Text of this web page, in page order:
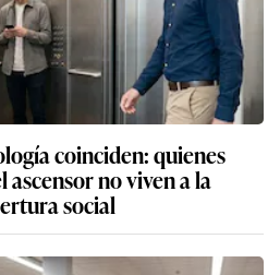
coinciden: quienes
ascensor no viven a la
social